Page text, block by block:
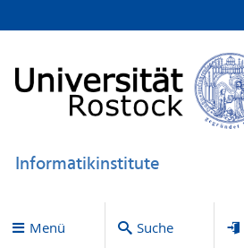
Informatikinstitute
Menü Suche